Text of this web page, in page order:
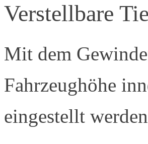
Verstellbare
Mit dem
Fahrzeughöhe
eingestellt